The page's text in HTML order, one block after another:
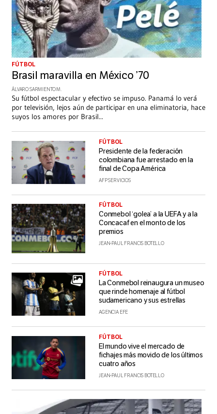
FÚTBOL
Brasil maravilla en México ’70
ÁLVARO SARMIENTO M.
Su fútbol espectacular y efectivo se impuso. Panamá lo verá
por televisión, lejos aún de participar en una eliminatoria, hace
suyos los amores por Brasil...
FÚTBOL
Presidente de la federación
colombiana fue arrestado en la
final de Copa América
AFP SERVICIOS
FÚTBOL
Conmebol ‘golea’ a la UEFA y a la
Concacaf en el monto de los
premios
JEAN-PAUL FRANCIS BOTELLO
FÚTBOL
La Conmebol reinaugura un museo
que rinde homenaje al fútbol
sudamericano y sus estrellas
AGENCIA EFE
FÚTBOL
El mundo vive el mercado de
fichajes más movido de los últimos
cuatro años
JEAN-PAUL FRANCIS BOTELLO